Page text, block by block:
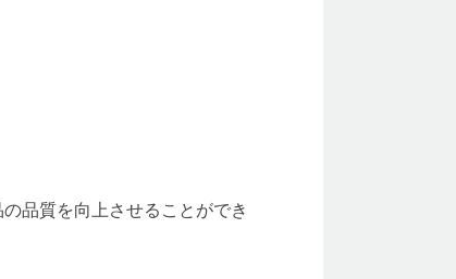
品質を向上させることができ